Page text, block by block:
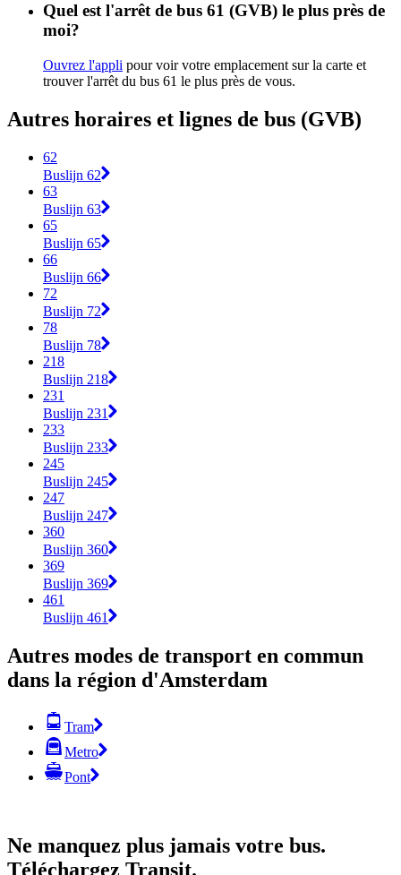
Quel est l'arrêt de bus 61 (GVB) le plus près de
moi?
Ouvrez l'appli pour voir votre emplacement sur la carte et
trouver l'arrêt du bus 61 le plus près de vous.
Autres horaires et lignes de bus (GVB)
62
Buslijn 62
63
Buslijn 63
65
Buslijn 65
66
Buslijn 66
72
Buslijn 72
78
Buslijn 78
218
Buslijn 218
231
Buslijn 231
233
Buslijn 233
245
Buslijn 245
247
Buslijn 247
360
Buslijn 360
369
Buslijn 369
461
Buslijn 461
Autres modes de transport en commun
dans la région d'Amsterdam
Tram
Metro
Pont
Ne manquez plus jamais votre bus.
Téléchargez Transit.